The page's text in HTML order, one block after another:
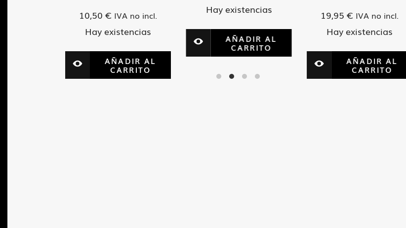
10,50€ IVA no incl.
Hay existencias
AÑADIR AL
CARRITO
Hay existencias
AÑADIR AL
CARRITO
19,95€ IVA no incl.
Hay existencias
AÑADIR AL
CARRITO